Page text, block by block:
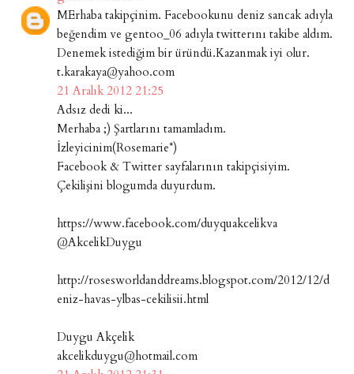
MErhaba takipçinim. Facebookunu deniz sancak adıyla
beğendim ve gentoo_06 adıyla twitterını takibe aldım.
Denemek istediğim bir üründü.Kazanmak iyi olur.
t.karakaya@yahoo.com
21 Aralık 2012 21:25
Adsız dedi ki...
Merhaba ;) Şartlarını tamamladım.
İzleyicinim(Rosemarie*)
Facebook & Twitter sayfalarının takipçisiyim.
Çekilişini blogumda duyurdum.
https://www.facebook.com/duyquakcelikva
@AkcelikDuygu
http://rosesworldanddreams.blogspot.com/2012/12/d
eniz-havas-ylbas-cekilisii.html
Duygu Akçelik
akcelikduygu@hotmail.com